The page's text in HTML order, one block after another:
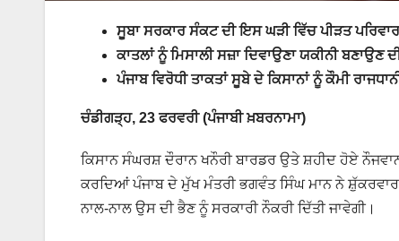
ਸੂਬਾ ਸਰਕਾਰ ਸੰਕਟ ਦੀ ਇਸ ਘੜੀ ਵਿੱਚ ਪੀੜਤ
ਕਾਤਲਾਂ ਨੂੰ ਮਿਸਾਲੀ ਸਜ਼ਾ ਦਿਵਾਉਣਾ ਯਕੀਨੀ ਬਣਾਉਣ
ਪੰਜਾਬ ਵਿਰੋਧੀ ਤਾਕਤਾਂ ਸੂਬੇ ਦੇ ਕਿਸਾਨਾਂ ਨੂੰ ਕੌਮੀ
ਚੰਡੀਗੜ੍ਹ, 23 ਫਰਵਰੀ (ਪੰਜਾਬੀ ਖ਼ਬਰਨਾਮਾ)
ਕਿਸਾਨ ਸੰਘਰਸ਼ ਦੌਰਾਨ ਖਨੌਰੀ ਬਾਰਡਰ ਉਤੇ ਸ਼ਹੀਦ ਹੋਏ
ਕਰਦਿਆਂ ਪੰਜਾਬ ਦੇ ਮੁੱਖ ਮੰਤਰੀ ਭਗਵੰਤ ਸਿੰਘ ਮਾਨ ਨੇ
ਨਾਲ-ਨਾਲ ਉਸ ਦੀ ਭੈਣ ਨੂੰ ਸਰਕਾਰੀ ਨੌਕਰੀ ਦਿੱਤੀ ਜਾਵੇਗੀ।